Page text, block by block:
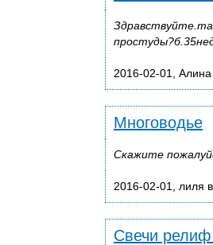
2016-02-01, Алина
Многоводье
Скажите
2016-02-01, лиля в
Свечи